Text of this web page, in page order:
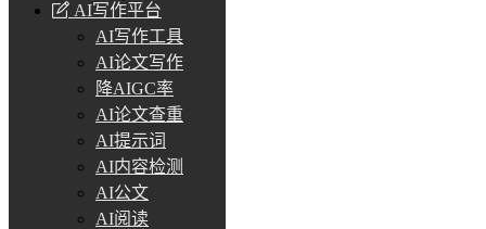
AI写作平台
AI写作工具
AI论文写作
降AIGC率
AI论文查重
AI提示词
AI内容检测
AI公文
AI阅读